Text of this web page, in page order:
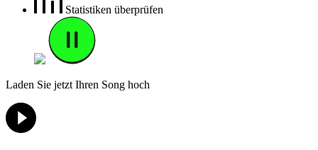
Statistiken überprüfen
Laden Sie jetzt Ihren Song hoch